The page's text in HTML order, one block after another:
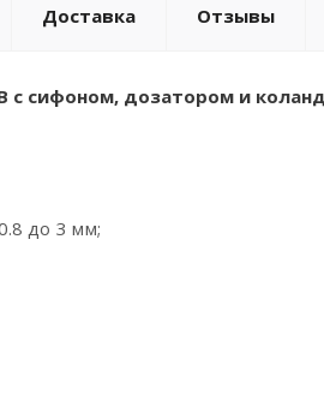
Доставка Отзывы
с сифоном, дозатором и
до 3 мм;